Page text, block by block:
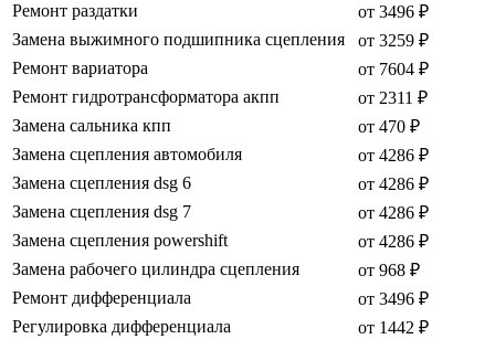
Ремонт раздатки
от 3496 ₽
Замена выжимного подшипника сцепления
от 3259 ₽
Ремонт вариатора
от 7604 ₽
Ремонт гидротрансформатора акпп
от 2311 ₽
Замена сальника кпп
от 470 ₽
Замена сцепления автомобиля
от 4286 ₽
Замена сцепления dsg 6
от 4286 ₽
Замена сцепления dsg 7
от 4286 ₽
Замена сцепления powershift
от 4286 ₽
Замена рабочего цилиндра сцепления
от 968 ₽
Ремонт дифференциала
от 3496 ₽
Регулировка дифференциала
от 1442 ₽